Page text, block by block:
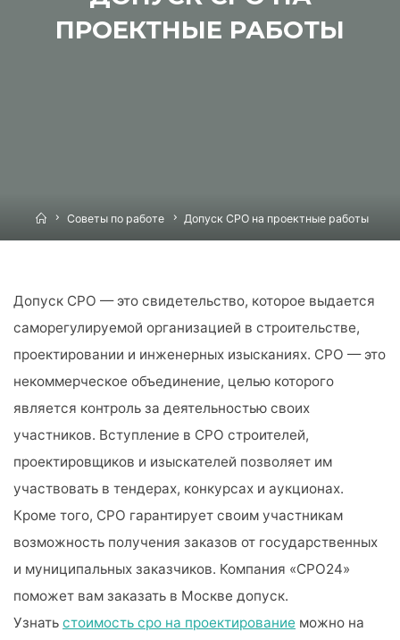
ПРОЕКТНЫЕ РАБОТЫ
HomeСоветы по работе Допуск СРО на проектные работы
Допуск СРО — это свидетельство, которое выдается
саморегулируемой организацией в строительстве,
проектировании и инженерных изысканиях. СРО — это
некоммерческое объединение, целью которого
является контроль за деятельностью своих
участников. Вступление в СРО строителей,
проектировщиков и изыскателей позволяет им
участвовать в тендерах, конкурсах и аукционах.
Кроме того, СРО гарантирует своим участникам
возможность получения заказов от государственных
и муниципальных заказчиков. Компания «СРО24»
поможет вам заказать в Москве допуск.
Узнатьстоимость сро на проектирование можно на